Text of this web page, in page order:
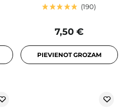
190
7,50 €
PIEVIENOT GROZAM